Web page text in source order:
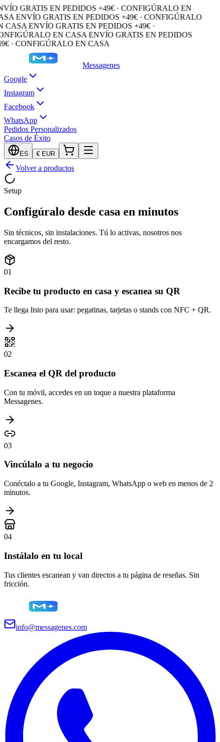
GRATIS EN PEDIDOS +49€ · CONFIGÚRALO EN
ENVÍO GRATIS EN PEDIDOS +49€ · CONFIGÚRALO
CASA ENVÍO GRATIS EN PEDIDOS +49€ ·
EN CASA ENVÍO GRATIS EN PEDIDOS
· CONFIGÚRALO EN CASA
Messagenes
Google
Instagram
Facebook
WhatsApp
Pedidos Personalizados
Casos de Éxito
ES € EUR
Volver a productos
Setup
Configúralo desde casa en minutos
Sin técnicos, sin instalaciones. Tú lo activas, nosotros nos
encargamos del resto.
01
Recibe tu producto en casa y escanea su QR
Te llega listo para usar: pegatinas, tarjetas o stands con NFC + QR.
02
Escanea el QR del producto
Con tu móvil, accedes en un toque a nuestra plataforma
Messagenes.
03
Vincúlalo a tu negocio
Conéctalo a tu Google, Instagram, WhatsApp o web en menos de 2
minutos.
04
Instálalo en tu local
Tus clientes escanean y van directos a tu página de reseñas. Sin
fricción.
info@messagenes.com